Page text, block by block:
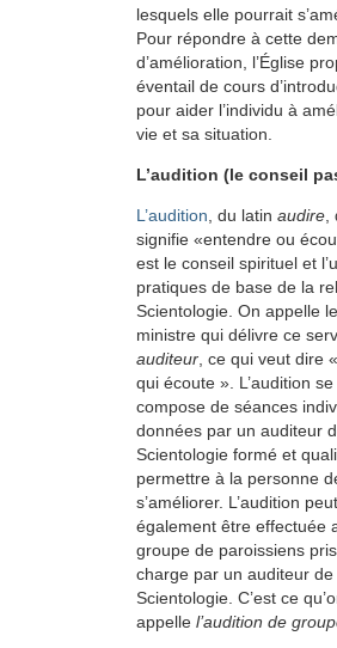
lesquels elle pourrait
Pour répondre à cette
d’amélioration, l’Église
éventail de cours
pour aider l’individu à
vie et sa situation.
L’audition (le conseil
L’audition, du latin audire,
signifie «entendre ou
est le conseil spirituel et
pratiques de base de la
Scientologie. On appelle le
ministre qui délivre ce
auditeur, ce qui veut dire
qui écoute ». L’audition se
compose de séances
données par un auditeur
Scientologie formé et
permettre à la personne
s’améliorer. L’audition peut
également être effectuée
groupe de paroissiens
charge par un auditeur de
Scientologie. C’est ce
appelle l’audition de